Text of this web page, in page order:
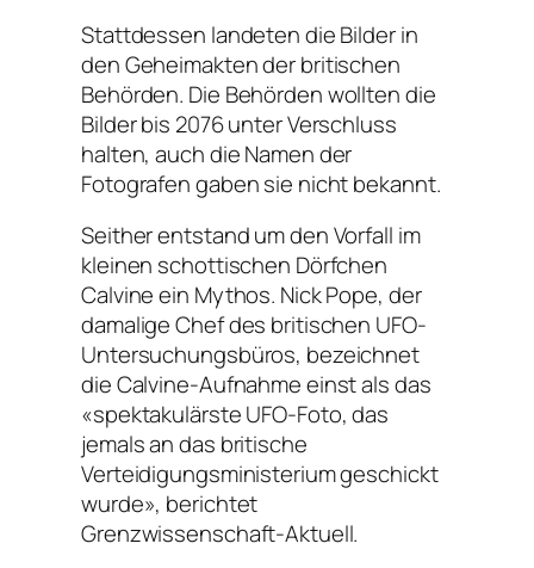
Stattdessen landeten die Bilder in
den Geheimakten der britischen
Behörden. Die Behörden wollten die
Bilder bis 2076 unter Verschluss
halten, auch die Namen der
Fotografen gaben sie nicht bekannt.
Seither entstand um den Vorfall im
kleinen schottischen Dörfchen
Calvine ein Mythos. Nick Pope, der
damalige Chef des britischen UFO-
Untersuchungsbüros, bezeichnet
die Calvine-Aufnahme einst als das
«spektakulärste UFO-Foto, das
jemals an das britische
Verteidigungsministerium geschickt
wurde», berichtet
Grenzwissenschaft-Aktuell.